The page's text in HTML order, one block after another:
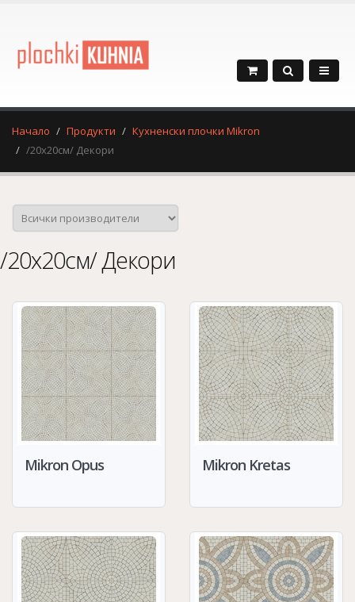
Начало Продукти
Кухненски плочки Mikron
/20x20см/ Декори
/20x20см/ Декори
Mikron Opus Mikron Kretas